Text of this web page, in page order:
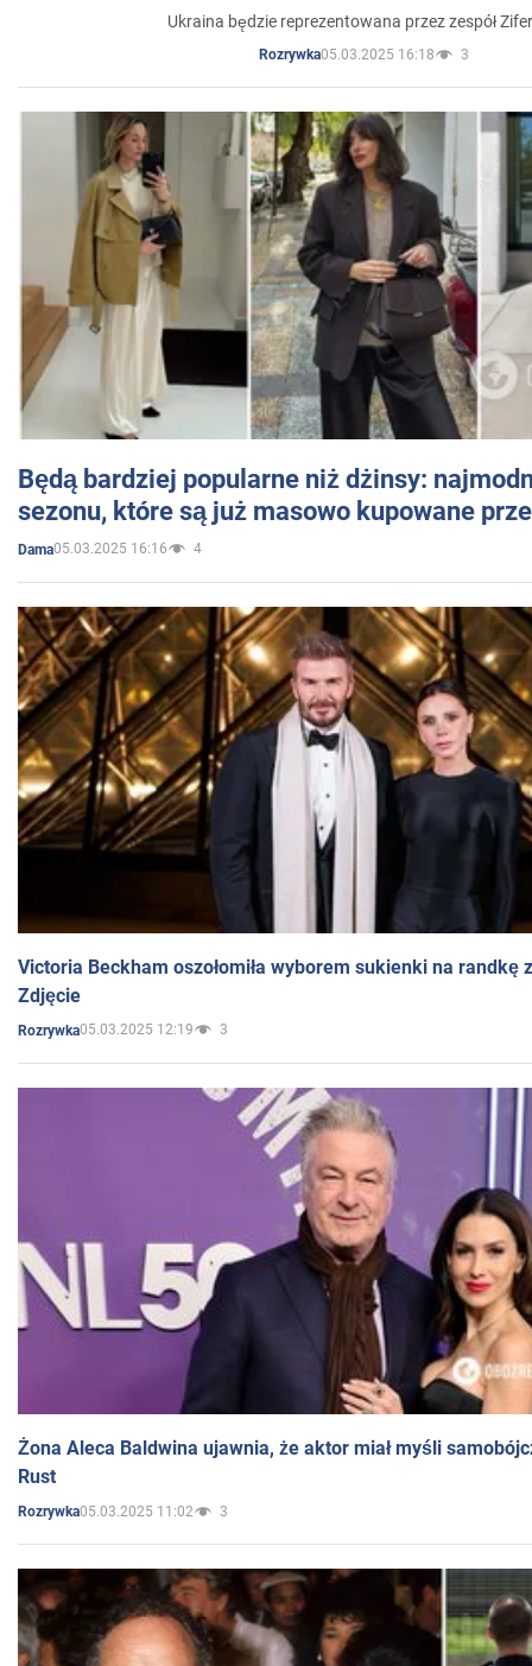
Ukraina będzie reprezentowana przez zespół
Rozrywka05.03.2025 16:18 3
Będą bardziej popularne niż dżinsy:
sezonu, które są już masowo kupowane
Dama05.03.2025 16:16 4
Victoria Beckham oszołomiła wyborem sukienki na randkę
Zdjęcie
Rozrywka05.03.2025 12:19 3
Żona Aleca Baldwina ujawnia, że aktor miał myśli
Rust
Rozrywka05.03.2025 11:02 3